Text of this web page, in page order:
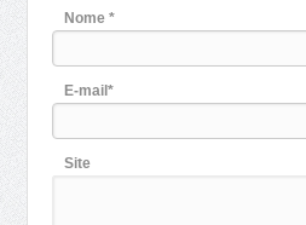
Nome *
E-mail*
Site